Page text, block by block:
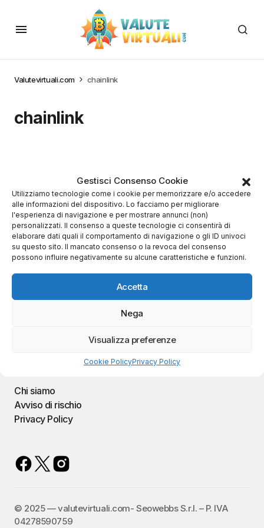
Gestisci Consenso Cookie
Utilizziamo tecnologie come i cookie per memorizzare e/o accedere
alle informazioni del dispositivo. Lo facciamo per migliorare
l'esperienza di navigazione e per mostrare annunci (non)
personalizzati. Il consenso a queste tecnologie ci consentirà di
elaborare dati quali il comportamento di navigazione o gli ID univoci
su questo sito. Il mancato consenso o la revoca del consenso
possono influire negativamente su alcune caratteristiche e funzioni.
Accetta
Nega
Visualizza preferenze
Cookie PolicyPrivacy Policy
Valutevirtuali.com chainlink
chainlink
Il portale sul mercato dei bitcoin e delle criptovalute
Chi siamo
Avviso di rischio
Privacy Policy
©️ 2025 — valutevirtuali.com- Seowebbs S.r.l. – P. IVA
04278590759